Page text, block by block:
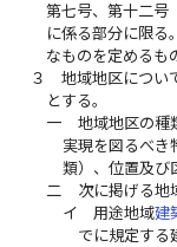
第七号、第十二号
に係る部分に限る
なものを定めるも
３
地域地区につい
とする。
一
地域地区の種
実現を図るべき
類）、位置及び
二
次に掲げる地
イ
用途地域建
でに規定する